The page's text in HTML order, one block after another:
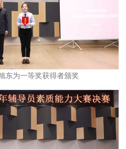
东为一等奖获得者颁奖